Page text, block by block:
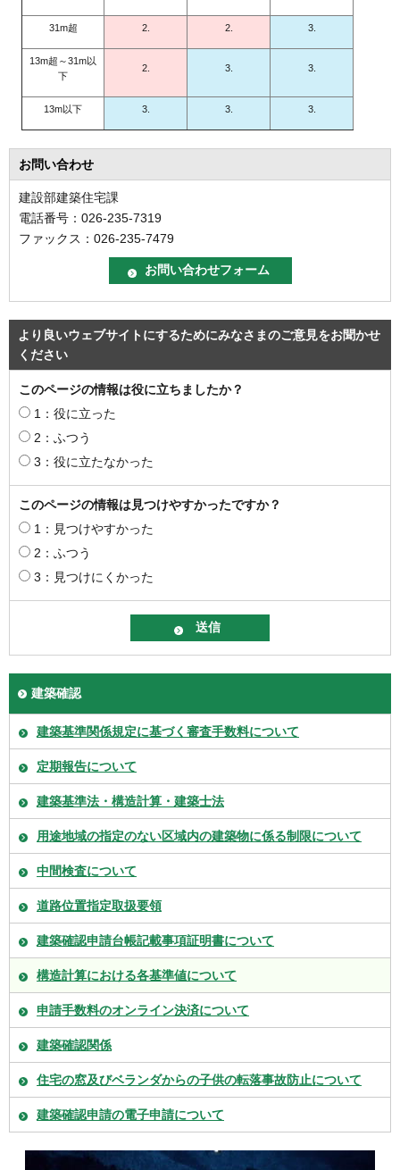
31m超 2. 2. 3.
13m超～31m以
下
2. 3. 3.
13m以下 3. 3. 3.
お問い合わせ
建設部建築住宅課
電話番号：026-235-7319
ファックス：026-235-7479
より良いウェブサイトにするためにみなさまのご意見をお聞かせ
ください
このページの情報は役に立ちましたか？
1：役に立った
2：ふつう
3：役に立たなかった
このページの情報は見つけやすかったですか？
1：見つけやすかった
2：ふつう
3：見つけにくかった
建築確認
建築基準関係規定に基づく審査手数料について
定期報告について
建築基準法・構造計算・建築士法
用途地域の指定のない区域内の建築物に係る制限について
中間検査について
道路位置指定取扱要領
建築確認申請台帳記載事項証明書について
構造計算における各基準値について
申請手数料のオンライン決済について
建築確認関係
住宅の窓及びベランダからの子供の転落事故防止について
建築確認申請の電子申請について